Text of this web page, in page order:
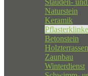
Stauden-
Naturstein
Keramik
Betonstein
Holzterrassen
Zaunbau
Winterdienst